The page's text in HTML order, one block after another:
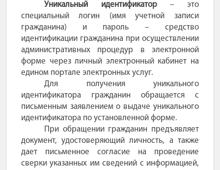
Уникальный идентификатор– это
специальный логин (имя учетной записи
гражданина) и пароль – средство
идентификации гражданина при осуществлении
административных процедур в электронной
форме через личный электронный кабинет на
едином портале электронных услуг.
Для получения уникального
идентификатора гражданин обращается с
письменным заявлением о выдаче уникального
идентификатора по установленной форме.
При обращении гражданин предъявляет
документ, удостоверяющий личность, а также
дает письменное согласие на проведение
сверки указанных им сведений с информацией,